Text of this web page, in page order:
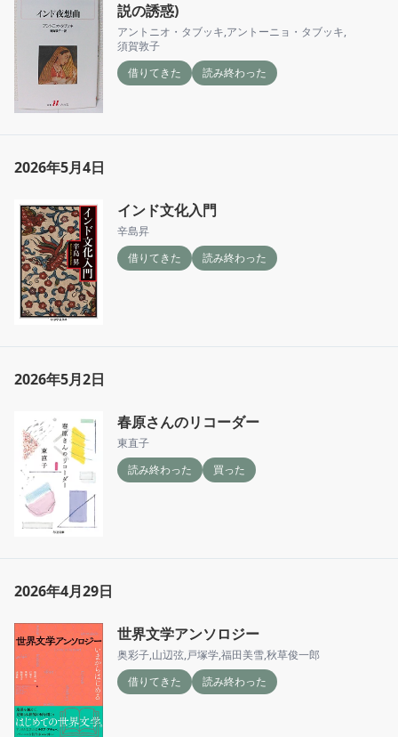
説の誘惑)
アントニオ・タブッキ,アントーニョ・タブッキ,
須賀敦子
借りてきた
読み終わった
2026年5月4日
インド文化入門
辛島昇
借りてきた
読み終わった
2026年5月2日
春原さんのリコーダー
東直子
読み終わった
買った
2026年4月29日
世界文学アンソロジー
奥彩子,山辺弦,戸塚学,福田美雪,秋草俊一郎
借りてきた
読み終わった